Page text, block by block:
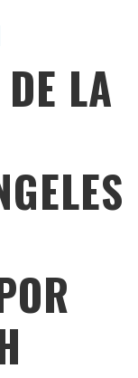
LA